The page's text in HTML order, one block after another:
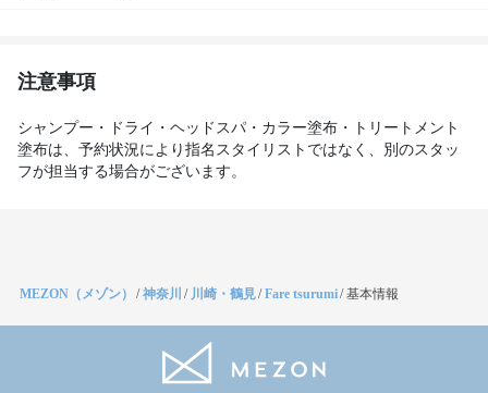
注意事項
シャンプー・ドライ・ヘッドスパ・カラー塗布・トリートメント
塗布は、予約状況により指名スタイリストではなく、別のスタッ
フが担当する場合がございます。
MEZON（メゾン） /神奈川 / 川崎・鶴見/Fare tsurumi/基本情報